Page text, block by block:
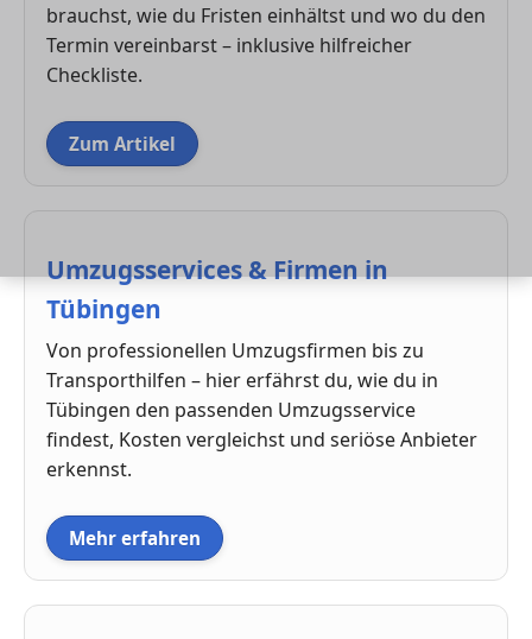
brauchst, wie du Fristen einhältst und wo du den
Termin vereinbarst – inklusive hilfreicher
Checkliste.
Zum Artikel
Umzugsservices & Firmen in
Tübingen
Von professionellen Umzugsfirmen bis zu
Transporthilfen – hier erfährst du, wie du in
Tübingen den passenden Umzugsservice
findest, Kosten vergleichst und seriöse Anbieter
erkennst.
Mehr erfahren